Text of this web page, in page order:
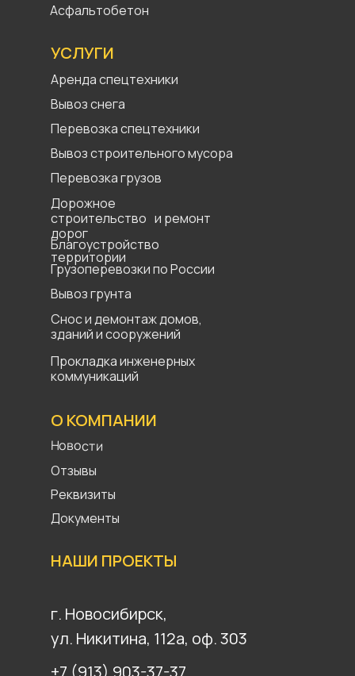
О КОМПАНИИ
НАШИ ПРОЕКТЫ
+7 (913) 903-37-37
г. Новосибирск,
ул. Никитина, 112а, оф. 303
Асфальтобетон
УСЛУГИ
Прокладка инженерных
коммуникаций
Снос и демонтаж домов,
зданий и сооружений
Благоустройство
территории
Дорожное
строительство и ремонт
дорог
Вывоз строительного мусора
Вывоз снега
Вывоз грунта
Грузоперевозки по России
Перевозка грузов
Перевозка спецтехники
Аренда спецтехники
Документы
Реквизиты
Отзывы
Новости